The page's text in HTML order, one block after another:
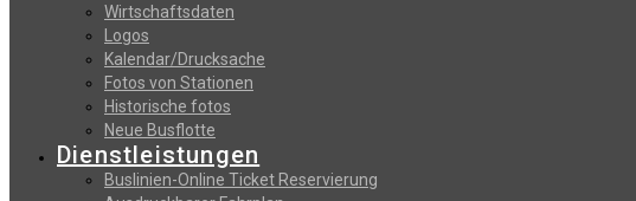
Wirtschaftsdaten
Logos
Kalendar/Drucksache
Fotos von Stationen
Historische fotos
Neue Busflotte
Dienstleistungen
Buslinien-Online Ticket Reservierung